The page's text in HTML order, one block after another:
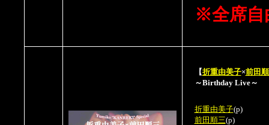
※全席自
【折重由美子×前田
～Birthday Live～
折重由美子(p)
前田順三(p)